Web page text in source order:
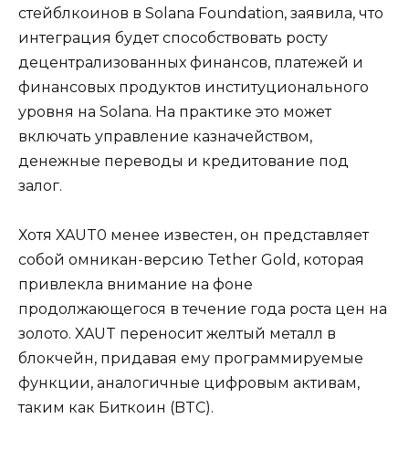
стейблкоинов в Solana Foundation, заявила, что
интеграция будет способствовать росту
децентрализованных финансов, платежей и
финансовых продуктов институционального
уровня на Solana. На практике это может
включать управление казначейством,
денежные переводы и кредитование под
залог.
Хотя XAUT0 менее известен, он представляет
собой омникан-версию Tether Gold, которая
привлекла внимание на фоне
продолжающегося в течение года роста цен на
золото. XAUT переносит желтый металл в
блокчейн, придавая ему программируемые
функции, аналогичные цифровым активам,
таким как Биткоин (BTC).